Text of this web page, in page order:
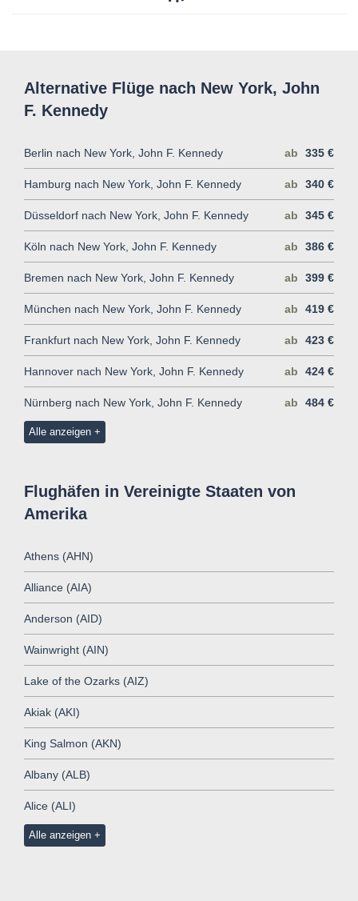
Alternative Flüge nach New York, John
F. Kennedy
Berlin nach New York, John F. Kennedy ab 335 €
Hamburg nach New York, John F. Kennedy ab 340 €
Düsseldorf nach New York, John F. Kennedy ab 345 €
Köln nach New York, John F. Kennedy ab 386 €
Bremen nach New York, John F. Kennedy ab 399 €
München nach New York, John F. Kennedy ab 419 €
Frankfurt nach New York, John F. Kennedy ab 423 €
Hannover nach New York, John F. Kennedy ab 424 €
Nürnberg nach New York, John F. Kennedy ab 484 €
Alle anzeigen
Flughäfen in Vereinigte Staaten von
Amerika
Athens (AHN)
Alliance (AIA)
Anderson (AID)
Wainwright (AIN)
Lake of the Ozarks (AIZ)
Akiak (AKI)
King Salmon (AKN)
Albany (ALB)
Alice (ALI)
Alle anzeigen